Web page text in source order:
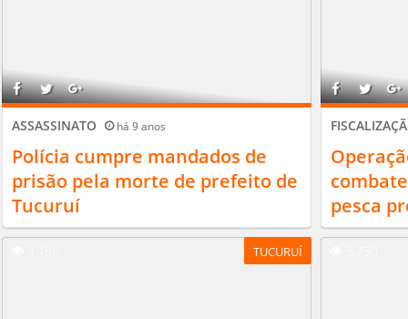
ASSASSINATO há 9 anos
Polícia cumpre mandados de
prisão pela morte de prefeito de
Tucuruí
pesca
TUCURUÍ